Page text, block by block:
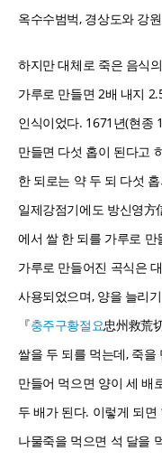
옥수수범벅, 경상도와 강
하지만 대체로 죽은 음식
가루로 만들면 2배 내지
인식이었다. 1671년(현종
만들면 다섯 홉이 된다고
한 되로는 약 두 되 다섯
일제강점기에도 방신영方
에서 쌀 한 되를 가루로
가루로 만들어진 곡식은
사용되었으며, 양을 늘리
『충주구황절요忠州救荒
쌀을 두 되를 먹는데, 죽
만들어 먹으면 양이 세 배
두 배가 된다. 이렇게 되
나물죽을 먹으면 석 달을